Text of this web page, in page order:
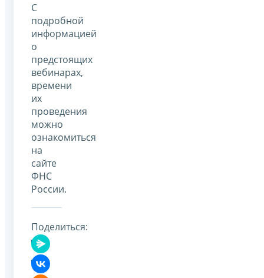
С
подробной
информацией
о
предстоящих
вебинарах,
времени
их
проведения
можно
ознакомиться
на
сайте
ФНС
России.
Поделиться: